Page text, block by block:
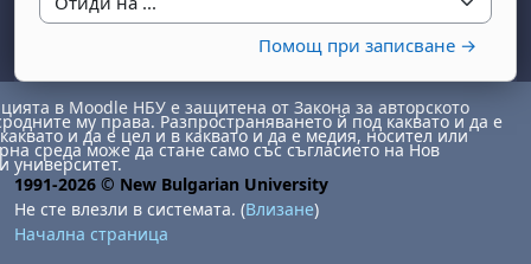
Отиди на ...
Помощ при записване →
в Moodle НБУ е защитена от Закона за авторското
му права. Разпространяването й под каквато и да е
и да е цел и в каквато и да е медия, носител или
среда може да стане само със съгласието на Нов
университет.
1991-2026 © New Bulgarian University
Не сте влезли в системата. (Влизане)
Начална страница